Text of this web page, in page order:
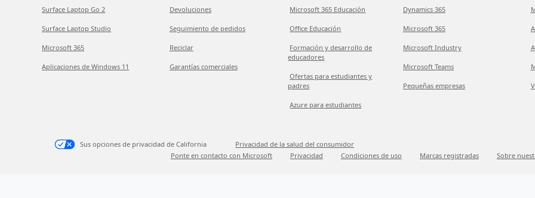
Surface Laptop Go 2
Surface Laptop Studio
Microsoft 365
Aplicaciones de Windows 11
Devoluciones
Seguimiento de pedidos
Reciclar
Garantías comerciales
Microsoft 365 Educación
Office Educación
Formación y desarrollo de
educadores
Ofertas para estudiantes y
padres
Azure para estudiantes
Dynamics 365
Microsoft 365
Microsoft Industry
Microsoft Teams
Pequeñas empresas
Sus opciones de privacidad de California
Privacidad de la salud del consumidor
Ponte en contacto con Microsoft
Privacidad Condiciones de uso Marcas registradas Sobre